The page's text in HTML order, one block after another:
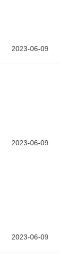
2023-06-09
2023-06-09
2023-06-09